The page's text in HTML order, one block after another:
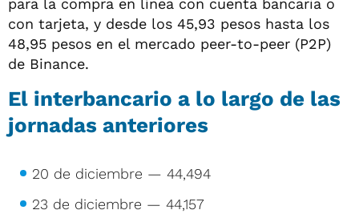
para la compra en línea con cuenta bancaria o
con tarjeta, y desde los 45,93 pesos hasta los
48,95 pesos en el mercado peer-to-peer (P2P)
de Binance.
El interbancario a lo largo de las
jornadas anteriores
20 de diciembre — 44,494
23 de diciembre — 44,157